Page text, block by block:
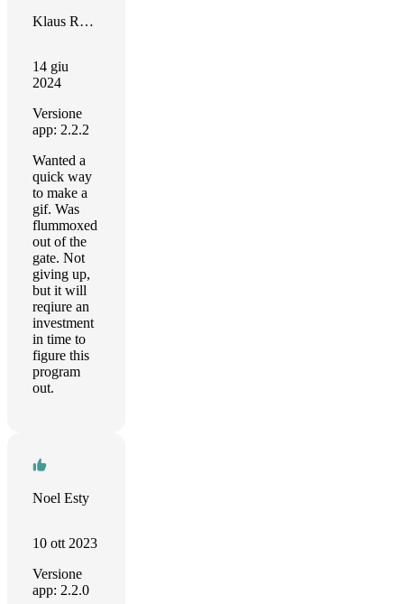
Klaus Rothe
14 giu
2024
Versione
app: 2.2.2
Wanted a
quick way
to make a
gif. Was
flummoxed
out of the
gate. Not
giving up,
but it will
reqiure an
investment
in time to
figure this
program
out.
Noel Esty
10 ott 2023
Versione
app: 2.2.0